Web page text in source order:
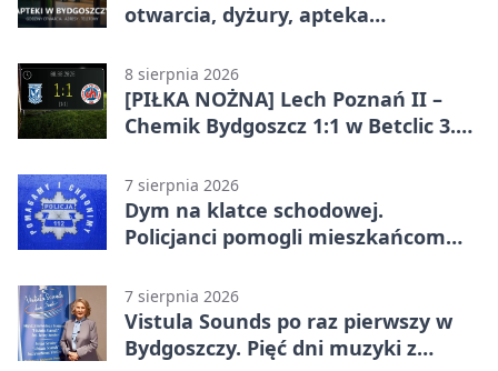
otwarcia, dyżury, apteka
8 sierpnia 2026
[PIŁKA NOŻNA] Lech Poznań II –
Chemik Bydgoszcz 1:1 w Betclic 3.
Bydgoszczanie wywieźli punkt z
Wronek
7 sierpnia 2026
Dym na klatce schodowej.
Policjanci pomogli mieszkańcom
7 sierpnia 2026
Vistula Sounds po raz pierwszy w
Bydgoszczy. Pięć dni muzyki z